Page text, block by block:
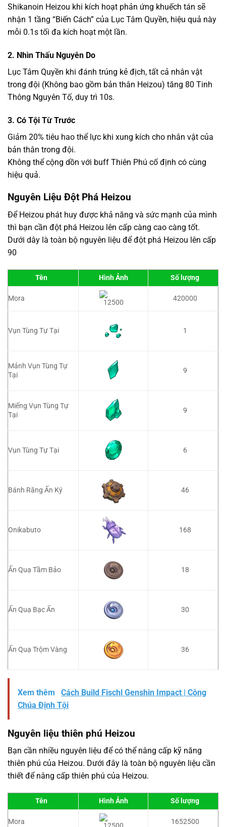
Shikanoin Heizou khi kích hoạt phản ứng khuếch tán sẽ
nhận 1 tầng “Biến Cách” của Lục Tâm Quyền, hiệu quả này
mỗi 0.1s tối đa kích hoạt một lần.
2. Nhìn Thấu Nguyên Do
Lục Tâm Quyền khi đánh trúng kẻ địch, tất cả nhân vật
trong đội (Không bao gồm bản thân Heizou) tăng 80 Tinh
Thông Nguyên Tố, duy trì 10s.
3. Có Tội Từ Trước
Giảm 20% tiêu hao thể lực khi xung kích cho nhân vật của
bản thân trong đội.
Không thể cộng dồn với buff Thiên Phú cố định có cùng
hiệu quả.
Nguyên Liệu Đột Phá Heizou
Để Heizou phát huy được khả năng và sức mạnh của mình
thì bạn cần đột phá Heizou lên cấp càng cao càng tốt.
Dưới dây là toàn bộ nguyên liệu để đột phá Heizou lên cấp
90
Tên Hình Ảnh Số lượng
Mora 420000
Vụn Tùng Tự Tại 1
Mảnh Vụn Tùng Tự
Tại
9
Miếng Vụn Tùng Tự
Tại
9
Vụn Tùng Tự Tại 6
Bánh Răng Ấn Ký 46
Onikabuto 168
Ấn Quạ Tầm Bảo 18
Ấn Quạ Bạc Ẩn 30
Ấn Quạ Trộm Vàng 36
Xem thêm
Cách Build Fischl Genshin Impact | Công
Chúa Định Tội
Nguyên liệu thiên phú Heizou
Bạn cần nhiều nguyên liệu để có thể nâng cấp kỹ năng
thiên phú của Heizou. Dưới đây là toàn bộ nguyên liệu cần
thiết để nâng cấp thiên phú của Heizou.
Tên Hình Ảnh Số lượng
Mora 1652500